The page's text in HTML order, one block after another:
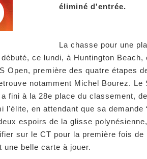
éliminé d'entrée.
La chasse pour une
ce lundi, à Huntington Beach,
Open, première des quatre étapes
notamment Michel Bourez. Le
fini à la 28e place du classement,
en attendant que sa demande
espoirs de la glisse
sur le CT pour la première fois
une belle carte à jouer.